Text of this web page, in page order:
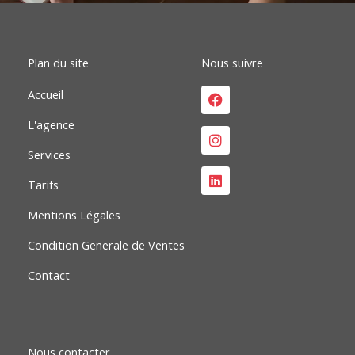
o i r
Plan du site
Accueil
L'agence
Services
Tarifs
Mentions Légales
Condition Generale de Ventes
Contact
Nous suivre
Facebook
Instagram
Linkedin
Nous contacter